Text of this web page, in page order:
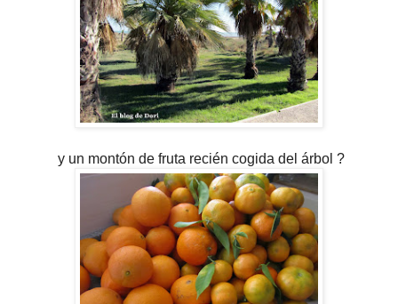
y un montón de fruta recién cogida del árbol ?